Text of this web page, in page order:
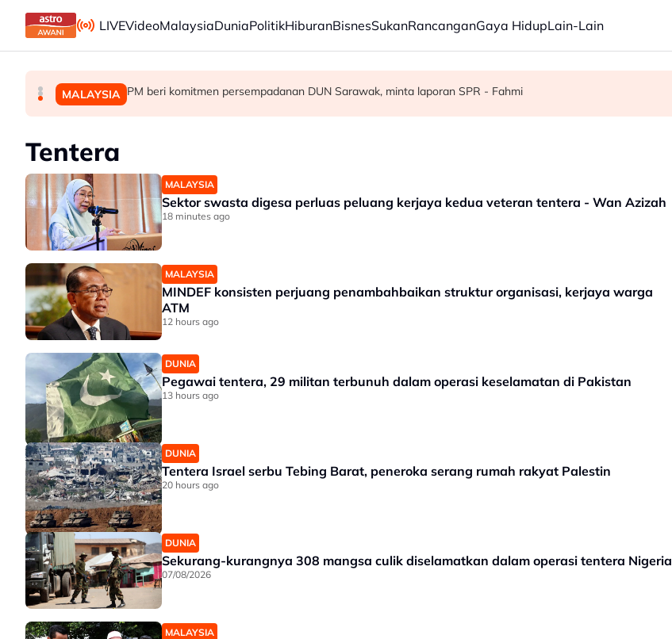
Skip to main content
LIVEVideoMalaysiaDuniaPolitikHiburanBisnesSukanRancanganGaya HidupLain-Lain
MALAYSIA Terlupa letak gear ‘P’ punca SUV rempuh pintu kaca Balai Berlepas KKIA
MALAYSIA Sektor swasta digesa perluas peluang kerjaya kedua veteran tentera - Wan Azizah
MALAYSIA PM beri komitmen persempadanan DUN Sarawak, minta laporan SPR - Fahmi
Tentera
MALAYSIA
Sektor swasta digesa perluas peluang kerjaya kedua veteran tentera - Wan Azizah
18 minutes ago
MALAYSIA
MINDEF konsisten perjuang penambahbaikan struktur organisasi, kerjaya warga
ATM
12 hours ago
DUNIA
Pegawai tentera, 29 militan terbunuh dalam operasi keselamatan di Pakistan
13 hours ago
DUNIA
Tentera Israel serbu Tebing Barat, peneroka serang rumah rakyat Palestin
20 hours ago
DUNIA
Sekurang-kurangnya 308 mangsa culik diselamatkan dalam operasi tentera Nigeria
07/08/2026
MALAYSIA